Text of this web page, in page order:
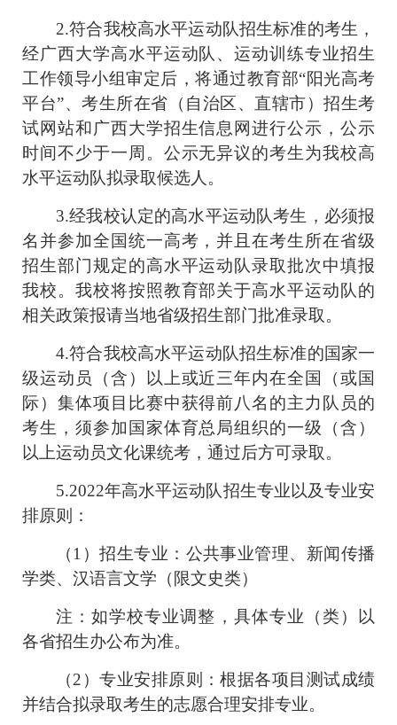
2.符合我校高水平运动队招生标准的考生，
经广西大学高水平运动队、运动训练专业招生
工作领导小组审定后，将通过教育部“阳光高考
平台”、考生所在省（自治区、直辖市）招生考
试网站和广西大学招生信息网进行公示，公示
时间不少于一周。公示无异议的考生为我校高
水平运动队拟录取候选人。
3.经我校认定的高水平运动队考生，必须报
名并参加全国统一高考，并且在考生所在省级
招生部门规定的高水平运动队录取批次中填报
我校。我校将按照教育部关于高水平运动队的
相关政策报请当地省级招生部门批准录取。
4.符合我校高水平运动队招生标准的国家一
级运动员（含）以上或近三年内在全国（或国
际）集体项目比赛中获得前八名的主力队员的
考生，须参加国家体育总局组织的一级（含）
以上运动员文化课统考，通过后方可录取。
5.2022年高水平运动队招生专业以及专业安
排原则：
（1 ）招生专业：公共事业管理、新闻传播
学类、汉语言文学（限文史类）
注：如学校专业调整，具体专业（类）以
各省招生办公布为准。
（2 ）专业安排原则：根据各项目测试成绩
并结合拟录取考生的志愿合理安排专业。